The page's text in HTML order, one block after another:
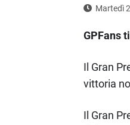
Martedì
GPFans
Il Gran
vittoria
Il Gran